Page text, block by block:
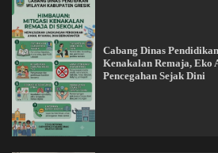
Cabang Dinas
Kenakalan Remaja, Eko
Pencegahan Sejak Dini